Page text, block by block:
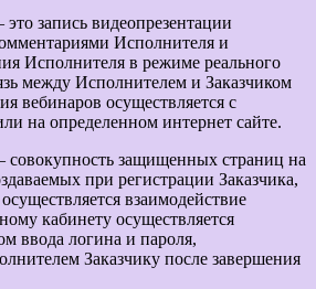
это запись видеопрезентации
Исполнителя и
Исполнителя в режиме реального
между Исполнителем и Заказчиком
вебинаров осуществляется с
на определенном интернет сайте.
защищенных страниц на
при регистрации Заказчика,
взаимодействие
кабинету осуществляется
ввода логина и пароля,
Заказчику после завершения